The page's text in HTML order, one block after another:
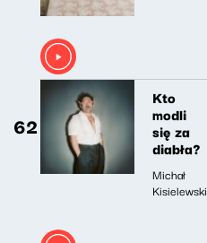
62
Kto
modli
się za
diabła?
Michał
Kisielewski